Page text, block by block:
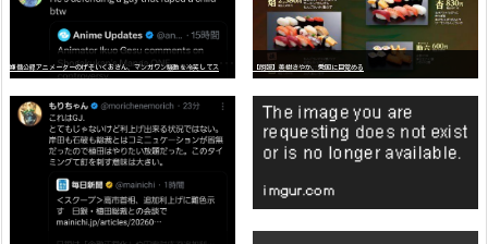
【朗報】美樹さやか、愛国に目覚める